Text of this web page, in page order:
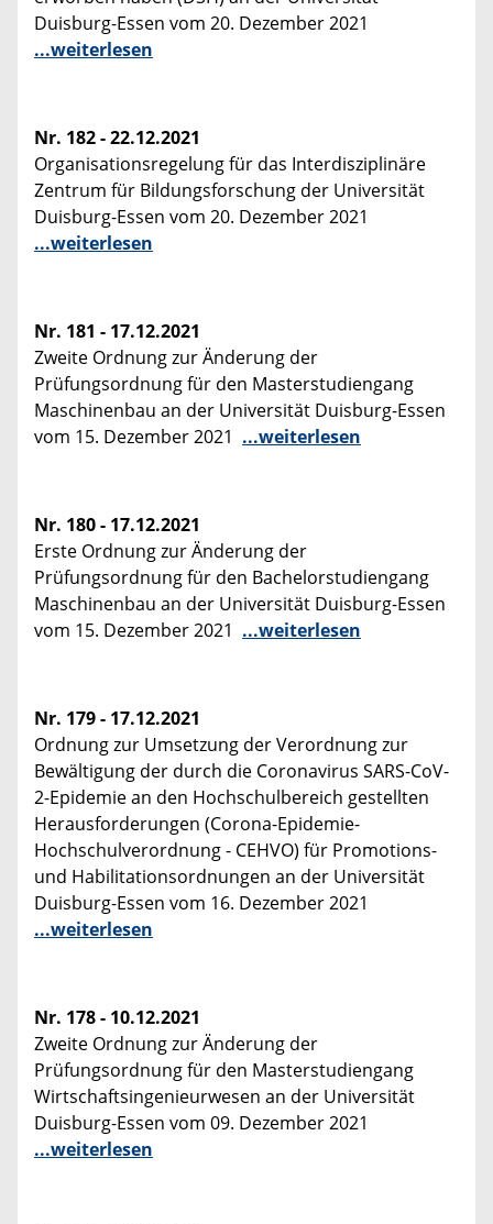
Duisburg-Essen vom 20. Dezember 2021
...weiterlesen
Nr. 182 - 22.12.2021
Organisationsregelung für das Interdisziplinäre
Zentrum für Bildungsforschung der Universität
Duisburg-Essen vom 20. Dezember 2021
...weiterlesen
Nr. 181 - 17.12.2021
Zweite Ordnung zur Änderung der
Prüfungsordnung für den Masterstudiengang
Maschinenbau an der Universität Duisburg-Essen
vom 15. Dezember 2021 ...weiterlesen
Nr. 180 - 17.12.2021
Erste Ordnung zur Änderung der
Prüfungsordnung für den Bachelorstudiengang
Maschinenbau an der Universität Duisburg-Essen
vom 15. Dezember 2021 ...weiterlesen
Nr. 179 - 17.12.2021
Ordnung zur Umsetzung der Verordnung zur
Bewältigung der durch die Coronavirus SARS-CoV-
2-Epidemie an den Hochschulbereich gestellten
Herausforderungen (Corona-Epidemie-
Hochschulverordnung - CEHVO) für Promotions-
und Habilitationsordnungen an der Universität
Duisburg-Essen vom 16. Dezember 2021
...weiterlesen
Nr. 178 - 10.12.2021
Zweite Ordnung zur Änderung der
Prüfungsordnung für den Masterstudiengang
Wirtschaftsingenieurwesen an der Universität
Duisburg-Essen vom 09. Dezember 2021
...weiterlesen